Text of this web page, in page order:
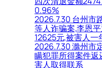
0.96%
2026.7.30 台州市
等人诈骗案,李恩
12625元,被害人一
2026.7.30 滁州市
瞒犯罪所得案件
害人取得联系